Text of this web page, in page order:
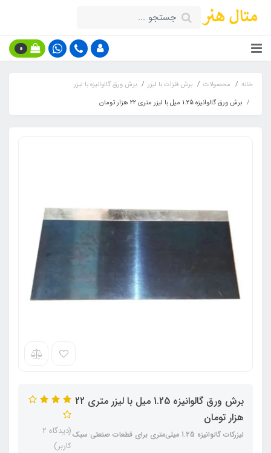
0
خانه محصولات برش فلزات با لیزر
برش ورق گالوانیزه با لیزر
برش ورق گالوانیزه 1.25 میل با لیزر متری 22 هزار تومان
برش ورق گالوانیزه 1.25 میل با لیزر متری 22
هزار تومان
لیزرکات گالوانیزه 1.25 میلی‌متری برای قطعات صنعتی سبک
(دیدگاه 2
کاربر)